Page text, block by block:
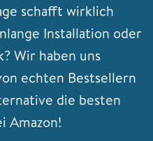
schafft wirklich
Installation oder
Wir haben uns
echten Bestsellern
die besten
Amazon!